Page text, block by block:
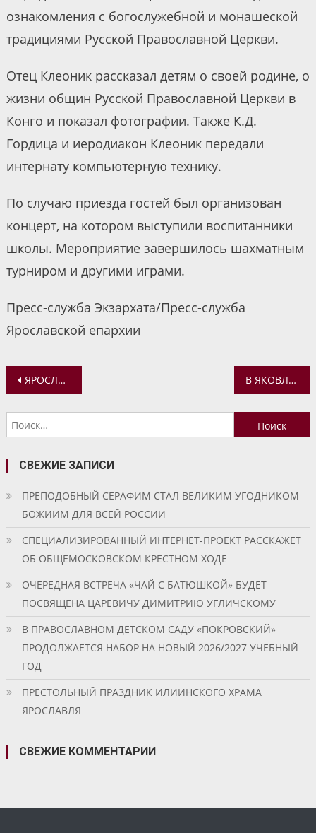
ознакомления с богослужебной и монашеской
традициями Русской Православной Церкви.
Отец Клеоник рассказал детям о своей родине, о
жизни общин Русской Православной Церкви в
Конго и показал фотографии. Также К.Д.
Гордица и иеродиакон Клеоник передали
интернату компьютерную технику.
По случаю приезда гостей был организован
концерт, на котором выступили воспитанники
школы. Мероприятие завершилось шахматным
турниром и другими играми.
Пресс-служба Экзархата/Пресс-служба
Ярославской епархии
Навигация
по
записям
ЯРОСЛАВСКАЯ МОЛОДЕЖЬ ПОГОВОРИЛА О ПРАВОСЛАВНЫХ ТРАДИЦИЯХ В ЯКОВЛЕВСКО-БЛАГОВЕЩЕНСКОМ ХРАМЕ ЯРОСЛАВЛЯ ПОЧТИЛИ ПАМЯТЬ АПОСТОЛА ИАКОВА
Найти:
СВЕЖИЕ ЗАПИСИ
ПРЕПОДОБНЫЙ СЕРАФИМ СТАЛ ВЕЛИКИМ УГОДНИКОМ
БОЖИИМ ДЛЯ ВСЕЙ РОССИИ
СПЕЦИАЛИЗИРОВАННЫЙ ИНТЕРНЕТ-ПРОЕКТ РАССКАЖЕТ
ОБ ОБЩЕМОСКОВСКОМ КРЕСТНОМ ХОДЕ
ОЧЕРЕДНАЯ ВСТРЕЧА «ЧАЙ С БАТЮШКОЙ» БУДЕТ
ПОСВЯЩЕНА ЦАРЕВИЧУ ДИМИТРИЮ УГЛИЧСКОМУ
В ПРАВОСЛАВНОМ ДЕТСКОМ САДУ «ПОКРОВСКИЙ»
ПРОДОЛЖАЕТСЯ НАБОР НА НОВЫЙ 2026/2027 УЧЕБНЫЙ
ГОД
ПРЕСТОЛЬНЫЙ ПРАЗДНИК ИЛИИНСКОГО ХРАМА
ЯРОСЛАВЛЯ
СВЕЖИЕ КОММЕНТАРИИ